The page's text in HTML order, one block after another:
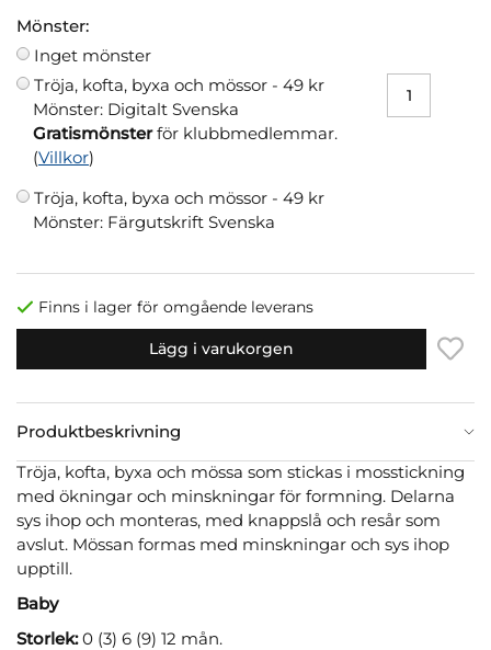
Mönster:
Inget mönster
Tröja, kofta, byxa och mössor - 49 kr
Mönster: Digitalt Svenska
Gratismönsterför klubbmedlemmar.
(Villkor)
Tröja, kofta, byxa och mössor - 49 kr
Mönster: Färgutskrift Svenska
Finns i lager för omgående leverans
Lägg i varukorgen
Produktbeskrivning
Tröja, kofta, byxa och mössa som stickas i mosstickning
med ökningar och minskningar för formning. Delarna
sys ihop och monteras, med knappslå och resår som
avslut. Mössan formas med minskningar och sys ihop
upptill.
Baby
Storlek:0 (3) 6 (9) 12 mån.